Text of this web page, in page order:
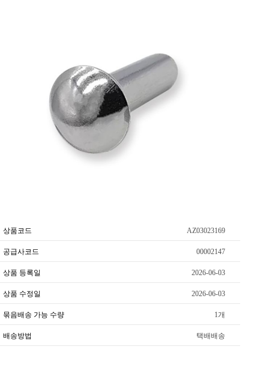
상품코드 AZ03023169
공급사코드 00002147
상품 등록일 2026-06-03
상품 수정일 2026-06-03
묶음배송 가능 수량 1개
배송방법 택배배송